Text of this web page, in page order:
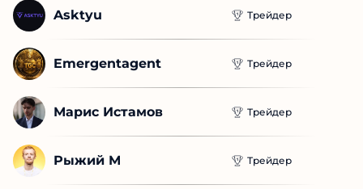
Asktyu Трейдер
Emergentagent Трейдер
Марис Истамов Трейдер
Рыжий М Трейдер